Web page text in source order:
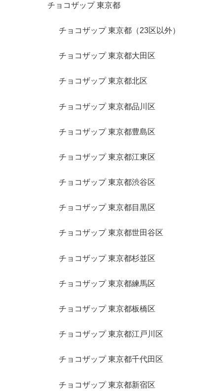
チョコザップ 東京都
チョコザップ 東京都（23区以外）
チョコザップ 東京都大田区
チョコザップ 東京都北区
チョコザップ 東京都品川区
チョコザップ 東京都豊島区
チョコザップ 東京都江東区
チョコザップ 東京都渋谷区
チョコザップ 東京都目黒区
チョコザップ 東京都世田谷区
チョコザップ 東京都杉並区
チョコザップ 東京都練馬区
チョコザップ 東京都板橋区
チョコザップ 東京都江戸川区
チョコザップ 東京都千代田区
チョコザップ 東京都新宿区